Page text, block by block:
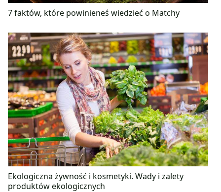
7 faktów, które powinieneś wiedzieć o Matchy
Ekologiczna żywność i kosmetyki. Wady i zalety
produktów ekologicznych